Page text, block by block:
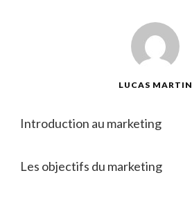
LUCAS MARTIN
Introduction au marketing
Les objectifs du marketing